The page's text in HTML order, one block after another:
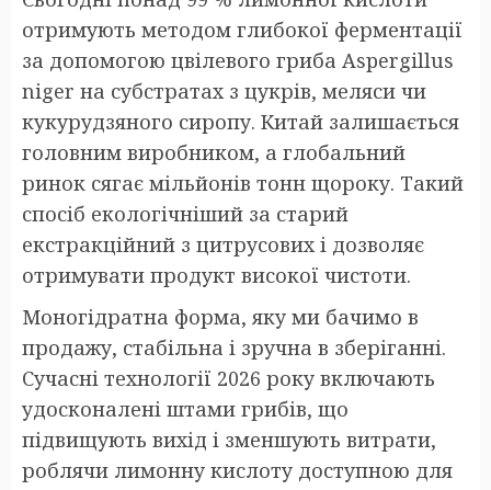
отримують методом глибокої ферментації
за допомогою цвілевого гриба Aspergillus
niger на субстратах з цукрів, меляси чи
кукурудзяного сиропу. Китай залишається
головним виробником, а глобальний
ринок сягає мільйонів тонн щороку. Такий
спосіб екологічніший за старий
екстракційний з цитрусових і дозволяє
отримувати продукт високої чистоти.
Моногідратна форма, яку ми бачимо в
продажу, стабільна і зручна в зберіганні.
Сучасні технології 2026 року включають
удосконалені штами грибів, що
підвищують вихід і зменшують витрати,
роблячи лимонну кислоту доступною для